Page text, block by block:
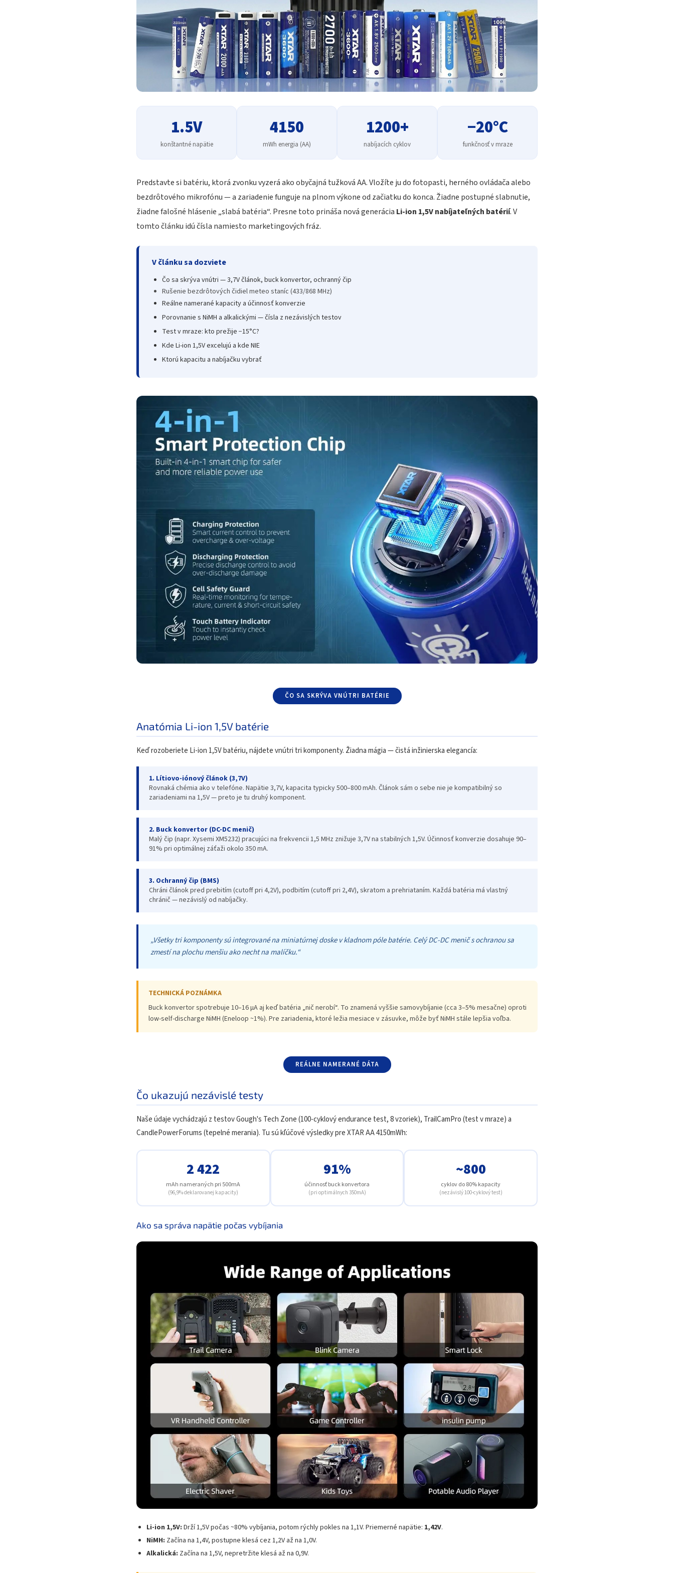
1.5V
konštantné napätie
4150
mWh energia (AA)
1200+
nabíjacích cyklov
−20°C
funkčnosť v mraze
Predstavte si batériu, ktorá zvonku vyzerá ako obyčajná tužková AA. Vložíte ju do fotopasti, herného ovládača alebo
bezdrôtového mikrofónu — a zariadenie funguje na plnom výkone od začiatku do konca. Žiadne postupné slabnutie,
žiadne falošné hlásenie „slabá batéria“. Presne toto prináša nová generácia Li-ion 1,5V nabíjateľných batérií. V
tomto článku idú čísla namiesto marketingových fráz.
V článku sa dozviete
Čo sa skrýva vnútri — 3,7V článok, buck konvertor, ochranný čip
Rušenie bezdrôtových čidiel meteo staníc (433/868 MHz)
Reálne namerané kapacity a účinnosť konverzie
Porovnanie s NiMH a alkalickými — čísla z nezávislých testov
Test v mraze: kto prežije −15°C?
Kde Li-ion 1,5V excelujú a kde NIE
Ktorú kapacitu a nabíjačku vybrať
ČO SA SKRÝVA VNÚTRI BATÉRIE
Anatómia Li-ion 1,5V batérie
Keď rozoberiete Li-ion 1,5V batériu, nájdete vnútri tri komponenty. Žiadna mágia — čistá inžinierska elegancía:
1. Lítiovo-iónový článok (3,7V)
Rovnaká chémia ako v telefóne. Napätie 3,7V, kapacita typicky 500–800 mAh. Článok sám o sebe nie je kompatibilný so
zariadeniami na 1,5V — preto je tu druhý komponent.
2. Buck konvertor (DC-DC menič)
Malý čip (napr. Xysemi XM5232) pracujúci na frekvencii 1,5 MHz znižuje 3,7V na stabilných 1,5V. Účinnosť konverzie dosahuje 90–
91% pri optimálnej záťaži okolo 350 mA.
3. Ochranný čip (BMS)
Chráni článok pred prebitím (cutoff pri 4,2V), podbitím (cutoff pri 2,4V), skratom a prehriataním. Každá batéria má vlastný
chránič — nezávislý od nabíjačky.
„Všetky tri komponenty sú integrované na miniatúrnej doske v kladnom póle batérie. Celý DC-DC menič s ochranou sa
zmestí na plochu menšiu ako necht na malíčku.“
TECHNICKÁ POZNÁMKA
Buck konvertor spotrebuje 10–16 µA aj keď batéria „nič nerobí“. To znamená vyššie samovybíjanie (cca 3–5% mesačne) oproti
low-self-discharge NiMH (Eneloop ~1%). Pre zariadenia, ktoré ležia mesiace v zásuvke, môže byť NiMH stále lepšia voľba.
REÁLNE NAMERANÉ DÁTA
Čo ukazujú nezávislé testy
Naše údaje vychádzajú z testov Gough's Tech Zone (100-cyklový endurance test, 8 vzoriek), TrailCamPro (test v mraze) a
CandlePowerForums (tepelné merania). Tu sú kľúčové výsledky pre XTAR AA 4150mWh:
2 422
mAh nameraných pri 500mA
(96,9% deklarovanej kapacity)
91%
účinnosť buck konvertora
(pri optimálnych 350mA)
~800
cyklov do 80% kapacity
(nezávislý 100-cyklový test)
Ako sa správa napätie počas vybíjania
Li-ion 1,5V: Drží 1,5V počas ~80% vybíjania, potom rýchly pokles na 1,1V. Priemerné napätie: 1,42V.
NiMH: Začína na 1,4V, postupne klesá cez 1,2V až na 1,0V.
Alkalická: Začína na 1,5V, nepretržite klesá až na 0,9V.